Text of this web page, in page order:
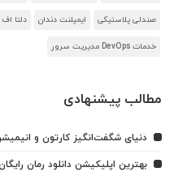
صندلی پلاستیکی ایمپلنت دندان دلتا
خدمات DevOps مدیریت سرور
مطالب پیشنهادی
دنیای شگفت‌انگیز کارتون و
بهترین اپلیکیشن دانلود رمان